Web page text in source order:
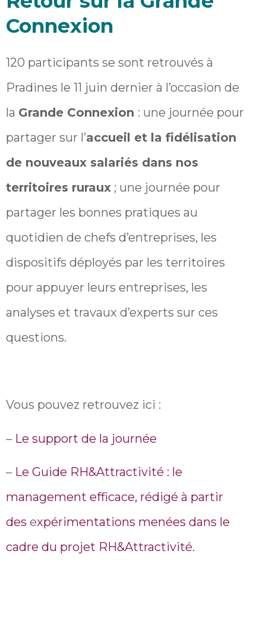
Connexion
120 participants se sont retrouvés à
Pradines le 11 juin dernier à l’occasion de
la Grande Connexion : une journée pour
partager sur l’accueil et la fidélisation
de nouveaux salariés dans nos
territoires ruraux ; une journée pour
partager les bonnes pratiques au
quotidien de chefs d’entreprises, les
dispositifs déployés par les territoires
pour appuyer leurs entreprises, les
analyses et travaux d’experts sur ces
questions.
Vous pouvez retrouvez ici :
– Le support de la journée
– Le Guide RH&Attractivité : le
management efficace, rédigé à partir
des expérimentations menées dans le
cadre du projet RH&Attractivité.